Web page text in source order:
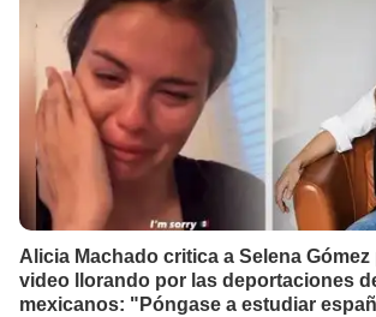
Alicia Machado critica a Selena Gómez
video llorando por las deportaciones
mexicanos: "Póngase a estudiar